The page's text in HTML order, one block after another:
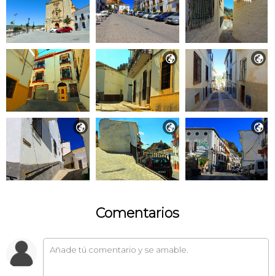
 
  
Comentarios